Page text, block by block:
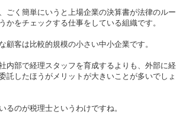
ごく簡単にいうと上場企業の決算書が法律のルー
かをチェックする仕事をしている組織です。
顧客は比較的規模の小さい中小企業です。
内部で経理スタッフを育成するよりも、外部に経
託したほうがメリットが大きいことが多いでしょ
るのが税理士というわけですね。